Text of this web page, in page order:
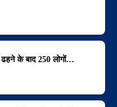
ढहने के बाद 250 लोगों…